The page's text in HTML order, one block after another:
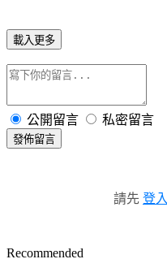
載入更多
公開留言 私密留言
發佈留言
請先 登入
Recommended